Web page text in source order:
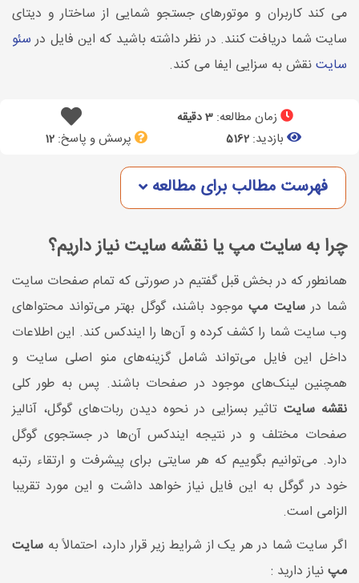
می کند کاربران و موتورهای جستجو شمایی از ساختار و دیتای
سایت شما دریافت کنند. در نظر داشته باشید که این فایل درسئو
سایتنقش به سزایی ایفا می کند.
زمان مطالعه: 3 دقیقه
بازدید:5162 پرسش و پاسخ:12
فهرست مطالب برای مطالعه
چرا به سایت مپ یا نقشه سایت نیاز داریم؟
همانطور که در بخش قبل گفتیم در صورتی که تمام صفحات سایت
شما درسایت مپموجود باشند، گوگل بهتر می‌تواند محتوا‌های
وب سایت شما را کشف کرده و آن‌ها را ایندکس کند. این اطلاعات
داخل این فایل می‌تواند شامل گزینه‌های منو اصلی سایت و
همچنین لینک‌های موجود در صفحات باشند. پس به طور کلی
نقشه سایت تاثیر بسزایی در نحوه دیدن ربات‌های گوگل، آنالیز
صفحات مختلف و در نتیجه ایندکس آن‌ها در جستجوی گوگل
دارد. می‌توانیم بگوییم که هر سایتی برای پیشرفت و ارتقاء رتبه
خود در گوگل به این فایل نیاز خواهد داشت و این مورد تقریبا
الزامی است.
اگر سایت شما در هر یک از شرایط زیر قرار دارد، احتمالاً به سایت
مپنیاز دارید :